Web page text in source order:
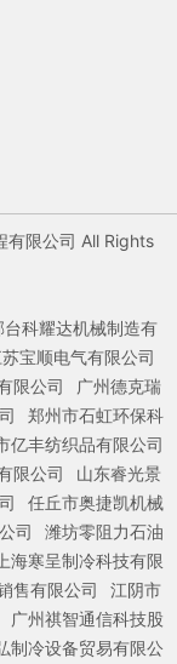
限公司 All Rights
台科耀达机械制造有
宝顺电气有限公司
限公司
广州德克瑞
郑州市石虹环保科
亿丰纺织品有限公司
限公司
山东睿光景
任丘市奥捷凯机械
司
潍坊零阻力石油
上海寒呈制冷科技有限
售有限公司
江阴市
广州祺智通信科技股
制冷设备贸易有限公